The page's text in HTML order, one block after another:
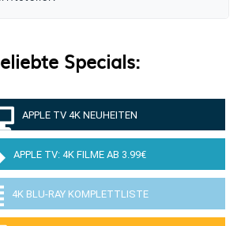
Specials:
APPLE TV 4K NEUHEITEN
APPLE TV: 4K FILME AB 3.99€
4K BLU-RAY KOMPLETTLISTE